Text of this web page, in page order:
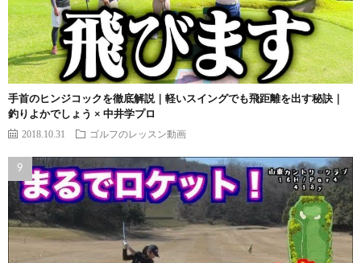
手首のヒンジコックを徹底解説｜軽いスイングでも飛距離を出す秘訣｜
釣りよかでしょう × 中井学プロ
2018.10.31 ゴルフのレッスン動画